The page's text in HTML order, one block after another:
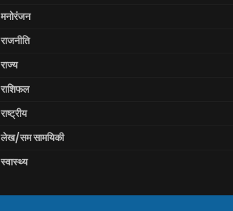
मनोरंजन
राजनीति
राज्य
राशिफल
राष्ट्रीय
लेख/सम सामयिकी
स्वास्थ्य